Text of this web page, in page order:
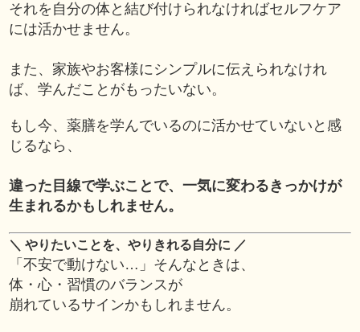
それを自分の体と結び付けられなければセルフケア
には活かせません。
また、家族やお客様にシンプルに伝えられなけれ
ば、学んだことがもったいない。
もし今、薬膳を学んでいるのに活かせていないと感
じるなら、
違った目線で学ぶことで、一気に変わるきっかけが
生まれるかもしれません。
＼ やりたいことを、やりきれる自分に ／
「不安で動けない…」そんなときは、
体・心・習慣のバランスが
崩れているサインかもしれません。